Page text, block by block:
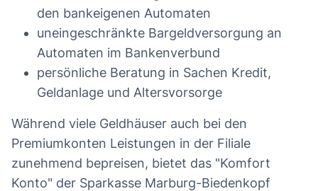
den bankeigenen Automaten
uneingeschränkte Bargeldversorgung an
Automaten im Bankenverbund
persönliche Beratung in Sachen Kredit,
Geldanlage und Altersvorsorge
Während viele Geldhäuser auch bei den
Premiumkonten Leistungen in der Filiale
zunehmend bepreisen, bietet das "Komfort
Konto" der Sparkasse Marburg-Biedenkopf